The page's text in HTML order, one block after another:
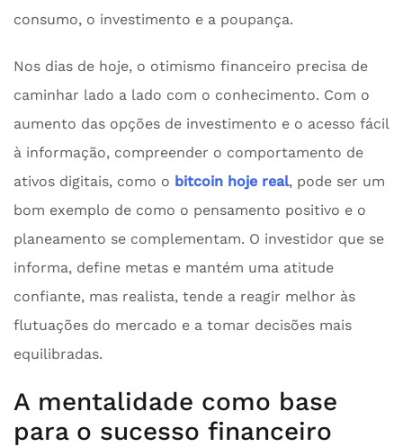
consumo, o investimento e a poupança.
Nos dias de hoje, o otimismo financeiro precisa de
caminhar lado a lado com o conhecimento. Com o
aumento das opções de investimento e o acesso fácil
à informação, compreender o comportamento de
ativos digitais, como o bitcoin hoje real, pode ser um
bom exemplo de como o pensamento positivo e o
planeamento se complementam. O investidor que se
informa, define metas e mantém uma atitude
confiante, mas realista, tende a reagir melhor às
flutuações do mercado e a tomar decisões mais
equilibradas.
A mentalidade como base
para o sucesso financeiro